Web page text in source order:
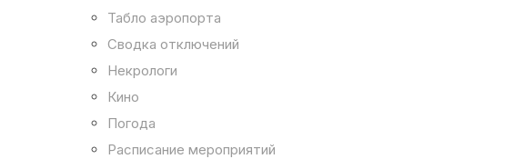
Табло аэропорта
Сводка отключений
Некрологи
Кино
Погода
Расписание мероприятий